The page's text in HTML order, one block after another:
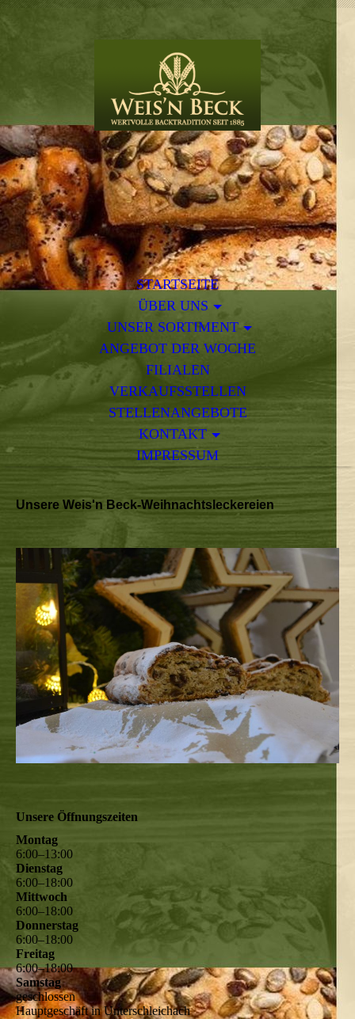
STARTSEITE
ÜBER UNS
UNSER SORTIMENT
ANGEBOT DER WOCHE
FILIALEN
VERKAUFSSTELLEN
STELLENANGEBOTE
KONTAKT
IMPRESSUM
Unsere Weis'n Beck-Weihnachtsleckereien
Unsere Öffnungszeiten
Montag
6:00–13:00
Dienstag
6:00–18:00
Mittwoch
6:00–18:00
Donnerstag
6:00–18:00
Freitag
6:00–18:00
Samstag
geschlossen
Hauptgeschäft in Unterschleichach